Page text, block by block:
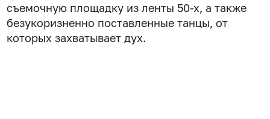
съемочную площадку из ленты 50-х, а также
безукоризненно поставленные танцы, от
которых захватывает дух.